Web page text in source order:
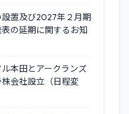
置及び2027年２月期
の延期に関するお知
本田とアークランズ
会社設立（日程変